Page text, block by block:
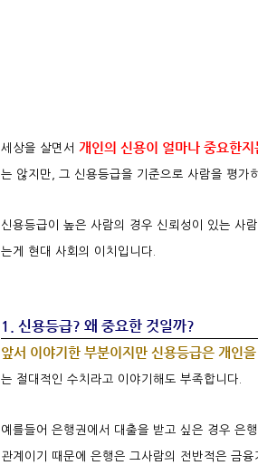
세상을 살면서 개인의 신용이 얼마나 중요한
는 않지만, 그 신용등급을 기준으로 사람을 평가
신용등급이 높은 사람의 경우 신뢰성이 있는 사
는게 현대 사회의 이치입니다.
1. 신용등급? 왜 중요한 것일까?
앞서 이야기한 부분이지만 신용등급은 개인
는 절대적인 수치라고 이야기해도 부족합니다.
예를들어 은행권에서 대출을 받고 싶은 경우 은
관계이기 때문에 은행은 그사람의 전반적은 금